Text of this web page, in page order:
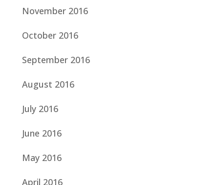
November 2016
October 2016
September 2016
August 2016
July 2016
June 2016
May 2016
April 2016